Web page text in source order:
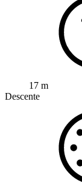
17 m
Descente